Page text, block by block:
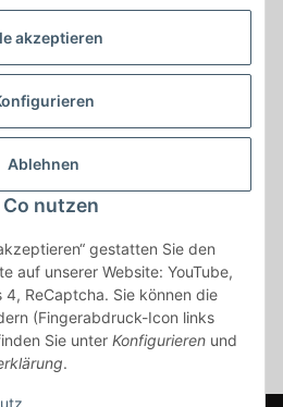
akzeptieren
Ablehnen
nutzen
gestatten Sie den
auf unserer Website: YouTube,
4, ReCaptcha. Sie können die
(Fingerabdruck-Icon links
Sie unter Konfigurieren und
.
shop.de
zzgl.Versand
Lieferzeiten für andere
Schaltfläche mit den